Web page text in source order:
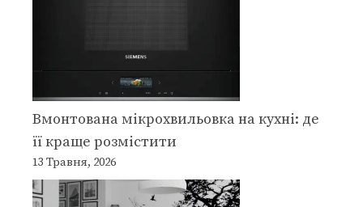
Вмонтована мікрохвильовка на кухні: де
її краще розмістити
13 Травня, 2026